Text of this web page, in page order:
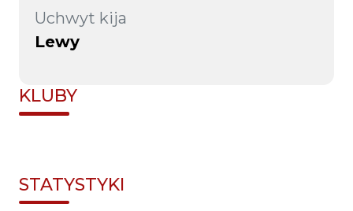
Uchwyt kija
Lewy
KLUBY
STATYSTYKI